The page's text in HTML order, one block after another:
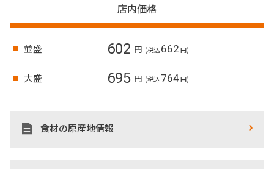
店内価格
並盛 602 円 (税込 662 円)
大盛 695 円 (税込 764円)
食材の原産地情報